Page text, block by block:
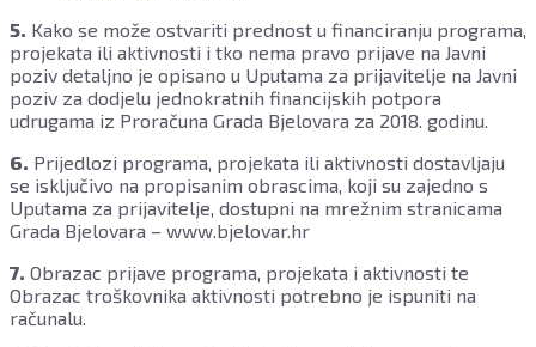
5. Kako se može ostvariti prednost u financiranju programa,
projekata ili aktivnosti i tko nema pravo prijave na Javni
poziv detaljno je opisano u Uputama za prijavitelje na Javni
poziv za dodjelu jednokratnih financijskih potpora
udrugama iz Proračuna Grada Bjelovara za 2018. godinu.
6. Prijedlozi programa, projekata ili aktivnosti dostavljaju
se isključivo na propisanim obrascima, koji su zajedno s
Uputama za prijavitelje, dostupni na mrežnim stranicama
Grada Bjelovara – www.bjelovar.hr
7. Obrazac prijave programa, projekata i aktivnosti te
Obrazac troškovnika aktivnosti potrebno je ispuniti na
računalu.